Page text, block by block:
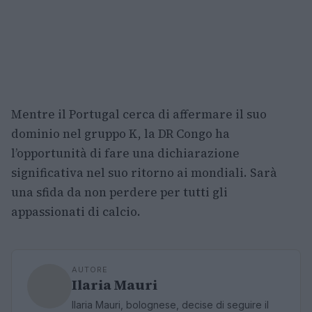
Mentre il Portugal cerca di affermare il suo
dominio nel gruppo K, la DR Congo ha
l’opportunità di fare una dichiarazione
significativa nel suo ritorno ai mondiali. Sarà
una sfida da non perdere per tutti gli
appassionati di calcio.
AUTORE
Ilaria Mauri
Ilaria Mauri, bolognese, decise di seguire il